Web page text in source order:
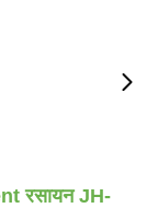
रसायन JH-